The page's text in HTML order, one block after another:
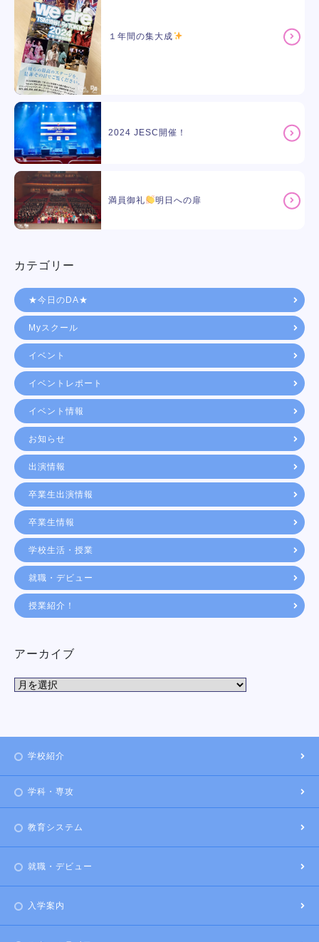
１年間の集大成
2024 JESC開催！
満員御礼 明日への扉
カテゴリー
★今日のDA★
Myスクール
イベント
イベントレポート
イベント情報
お知らせ
出演情報
卒業生出演情報
卒業生情報
学校生活・授業
就職・デビュー
授業紹介！
アーカイブ
学校紹介
学科・専攻
教育システム
就職・デビュー
入学案内